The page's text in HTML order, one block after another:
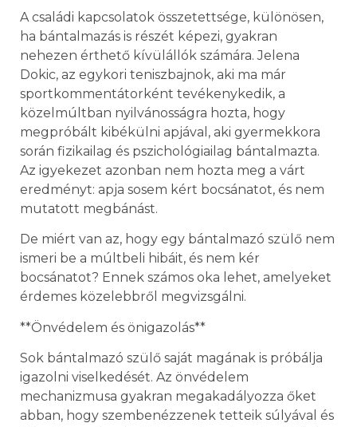
A családi kapcsolatok összetettsége, különösen,
ha bántalmazás is részét képezi, gyakran
nehezen érthető kívülállók számára. Jelena
Dokic, az egykori teniszbajnok, aki ma már
sportkommentátorként tevékenykedik, a
közelmúltban nyilvánosságra hozta, hogy
megpróbált kibékülni apjával, aki gyermekkora
során fizikailag és pszichológiailag bántalmazta.
Az igyekezet azonban nem hozta meg a várt
eredményt: apja sosem kért bocsánatot, és nem
mutatott megbánást.
De miért van az, hogy egy bántalmazó szülő nem
ismeri be a múltbeli hibáit, és nem kér
bocsánatot? Ennek számos oka lehet, amelyeket
érdemes közelebbről megvizsgálni.
**Önvédelem és önigazolás**
Sok bántalmazó szülő saját magának is próbálja
igazolni viselkedését. Az önvédelem
mechanizmusa gyakran megakadályozza őket
abban, hogy szembenézzenek tetteik súlyával és